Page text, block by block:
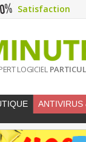
Satisfaction
LOGICIEL
ANTIVIRUS